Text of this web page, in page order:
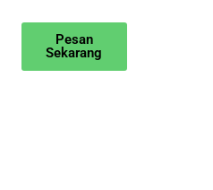
Pesan
Sekarang